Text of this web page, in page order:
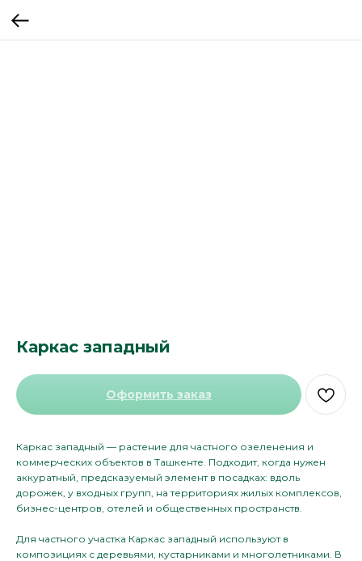
Каркас западный
Оформить заказ
Каркас западный — растение для частного озеленения и
коммерческих объектов в Ташкенте. Подходит, когда нужен
аккуратный, предсказуемый элемент в посадках: вдоль
дорожек, у входных групп, на территориях жилых комплексов,
бизнес-центров, отелей и общественных пространств.
Для частного участка Каркас западный используют в
композициях с деревьями, кустарниками и многолетниками. В